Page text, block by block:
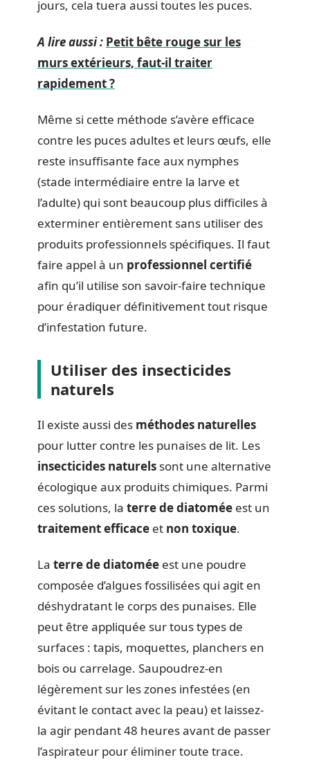
jours, cela tuera aussi toutes les puces.
A lire aussi : Petit bête rouge sur les
murs extérieurs, faut-il traiter
rapidement ?
Même si cette méthode s’avère efficace
contre les puces adultes et leurs œufs, elle
reste insuffisante face aux nymphes
(stade intermédiaire entre la larve et
l’adulte) qui sont beaucoup plus difficiles à
exterminer entièrement sans utiliser des
produits professionnels spécifiques. Il faut
faire appel à un professionnel certifié
afin qu’il utilise son savoir-faire technique
pour éradiquer définitivement tout risque
d’infestation future.
Utiliser des insecticides
naturels
Il existe aussi des méthodes naturelles
pour lutter contre les punaises de lit. Les
insecticides naturels sont une alternative
écologique aux produits chimiques. Parmi
ces solutions, la terre de diatomée est un
traitement efficace et non toxique.
La terre de diatomée est une poudre
composée d’algues fossilisées qui agit en
déshydratant le corps des punaises. Elle
peut être appliquée sur tous types de
surfaces : tapis, moquettes, planchers en
bois ou carrelage. Saupoudrez-en
légèrement sur les zones infestées (en
évitant le contact avec la peau) et laissez-
la agir pendant 48 heures avant de passer
l’aspirateur pour éliminer toute trace.